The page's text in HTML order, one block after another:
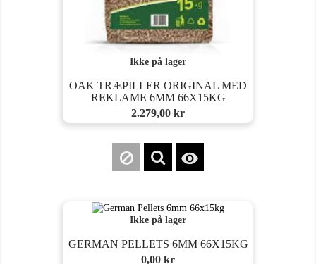
Ikke på lager
OAK TRÆPILLER ORIGINAL MED
REKLAME 6MM 66X15KG
Pris
2.279,00 kr

Ikke på lager
GERMAN PELLETS 6MM 66X15KG
Pris
0,00 kr